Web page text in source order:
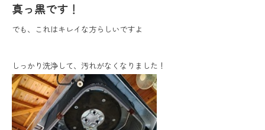
真っ黒です！
でも、これはキレイな方らしいですよ
しっかり洗浄して、汚れがなくなりました！